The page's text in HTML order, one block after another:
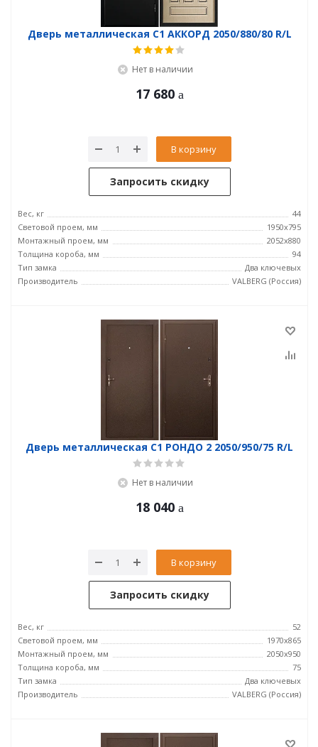
Дверь металлическая С1 АККОРД 2050/880/80 R/L
Нет в наличии
17 680
В корзину
Запросить скидку
Вес, кг
44
Световой проем, мм
1950x795
Монтажный проем, мм
2052x880
Толщина короба, мм
94
Тип замка
Два ключевых
Производитель
VALBERG (Россия)
Дверь металлическая С1 РОНДО 2 2050/950/75 R/L
Нет в наличии
18 040
В корзину
Запросить скидку
Вес, кг
52
Световой проем, мм
1970x865
Монтажный проем, мм
2050x950
Толщина короба, мм
75
Тип замка
Два ключевых
Производитель
VALBERG (Россия)